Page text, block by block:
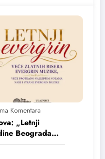
„Letnji
Beograda